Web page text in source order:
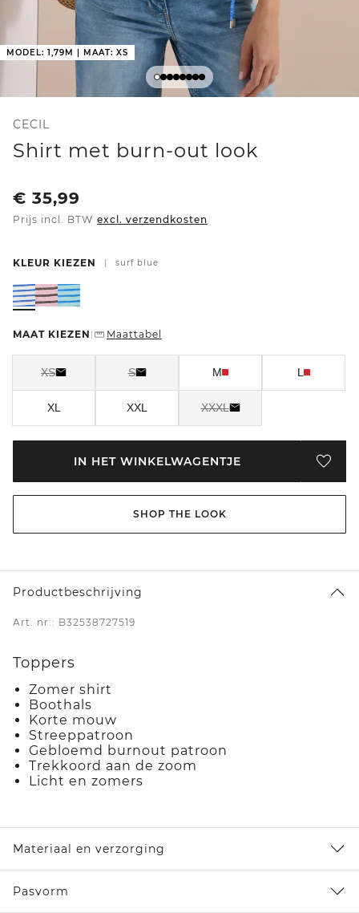
MODEL: 1,79M | MAAT: XS
CECIL
Shirt met burn-out look
€ 35,99
Prijs incl. BTW excl. verzendkosten
KLEUR KIEZEN surf blue
MAAT KIEZEN Maattabel
XS S M L
XL XXL XXXL
IN HET WINKELWAGENTJE
SHOP THE LOOK
Productbeschrijving
Art. nr.: B32538727519
Toppers
Zomer shirt
Boothals
Korte mouw
Streeppatroon
Gebloemd burnout patroon
Trekkoord aan de zoom
Licht en zomers
Materiaal en verzorging
Pasvorm